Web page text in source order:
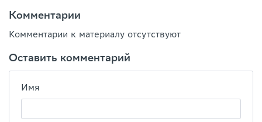
Комментарии
Комментарии к материалу отсутствуют
Оставить комментарий
Имя